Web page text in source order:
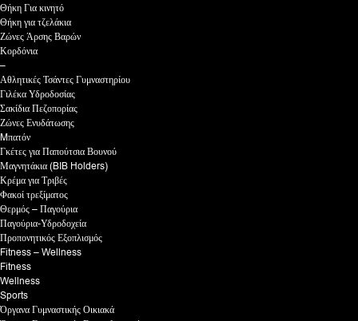
Θήκη Για κινητό
Θήκη για τζελάκια
Ζώνες Άρσης Βαρών
Κορδόνια
–
Αθλητικές Τσάντες Γυμναστηρίου
Γιλέκα Υδροδοσίας
Σακίδια Πεζοπορίας
Ζώνες Ενυδάτωσης
Mπατόν
Γκέτες για Παπούτσια Βουνού
Μαγνητάκια (BIB Holders)
Κρέμα για Τριβές
Φακοί τρεξίματος
Θερμός – Παγούρια
Παγούρια-Υδροδοχεία
Προπονητικός Εξοπλισμός
Fitness – Wellness
Fitness
Wellness
Sports
Όργανα Γυμναστικής Οικιακά